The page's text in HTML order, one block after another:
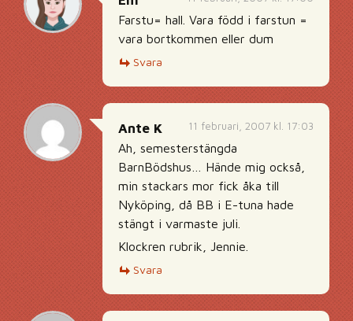
Farstu= hall. Vara född i farstun =
vara bortkommen eller dum
Svara
11 februari, 2007 kl. 17:03
Ante K
Ah, semesterstängda
BarnBödshus… Hände mig också,
min stackars mor fick åka till
Nyköping, då BB i E-tuna hade
stängt i varmaste juli.
Klockren rubrik, Jennie.
Svara